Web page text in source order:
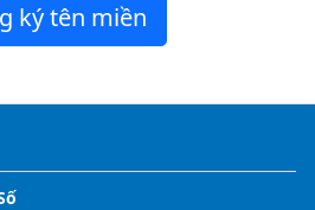
ký tên miền